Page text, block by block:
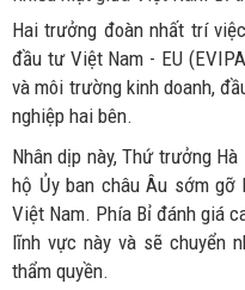
Hai trưởng đoàn nhất trí
đầu tư Việt Nam - EU
và môi trường kinh doanh,
nghiệp hai bên.
Nhân dịp này, Thứ trưởng
hộ Ủy ban châu Âu sớm gỡ
Việt Nam. Phía Bỉ đánh giá
lĩnh vực này và sẽ chuyển
thẩm quyền.